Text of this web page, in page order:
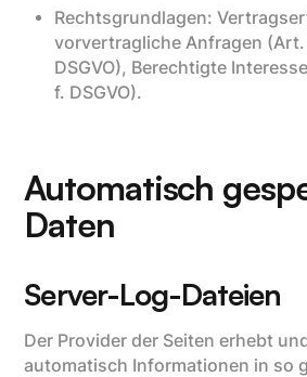
Rechtsgrundlagen:
vorvertragliche Anfragen (Art.
DSGVO), Berechtigte
f. DSGVO).
Automatisch
Daten
Server-Log-Dateien
Der Provider der Seiten erhebt
automatisch Informationen in so